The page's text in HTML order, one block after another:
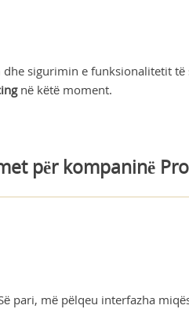
sigurimin e funksionalitetit të
në këtë moment.
për kompaninë
pari, më pëlqeu interfazha